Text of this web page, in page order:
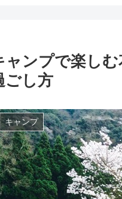
ャンプで楽し
ごし方
キャンプ